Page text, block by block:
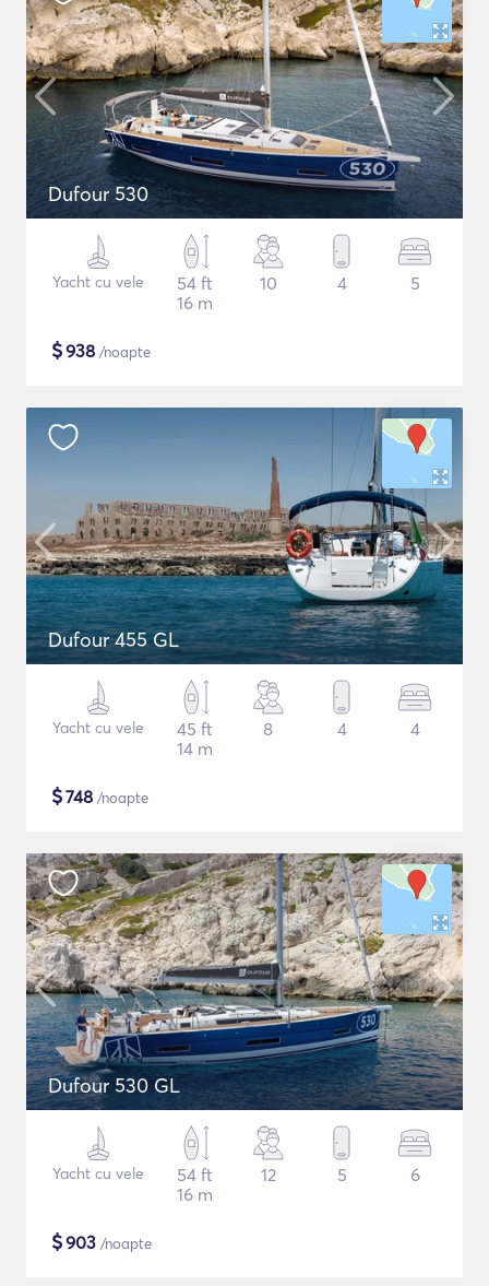
Dufour 530
Yacht cu vele
54 ft
16 m
10 4 5
$938 /noapte
Dufour 455 GL
Yacht cu vele
45 ft
14 m
8 4 4
$748 /noapte
Dufour 530 GL
Yacht cu vele
54 ft
16 m
12 5 6
$903 /noapte